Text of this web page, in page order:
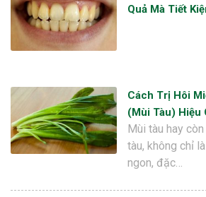
Quả Mà Tiết
Cách Trị Hôi
(Mùi Tàu) Hiệu
Mùi tàu hay
tàu, không chỉ
ngon, đặc…